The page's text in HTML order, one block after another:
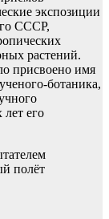
экспозиции
СССР,
растений.
присвоено имя
ботаника,
его
полёт